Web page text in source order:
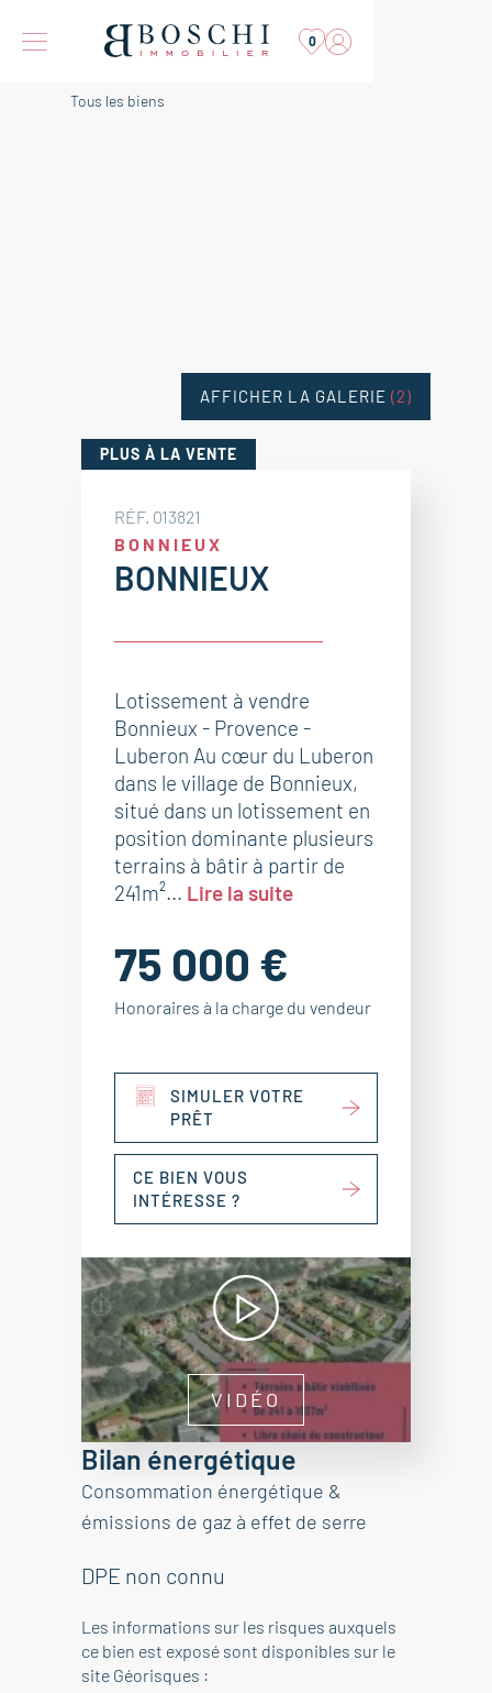
0
Tous les biens
PLUS À LA VENTE
RÉF. 013821
BONNIEUX
BONNIEUX
Lotissement à vendre
Bonnieux - Provence -
Luberon Au cœur du Luberon
dans le village de Bonnieux,
situé dans un lotissement en
position dominante plusieurs
terrains à bâtir à partir de
241m²... Lire la suite
75 000 €
Honoraires à la charge du vendeur
SIMULER VOTRE
PRÊT
CE BIEN VOUS
INTÉRESSE ?
VIDÉO
AFFICHER LA GALERIE (2)
Bilan énergétique
Consommation énergétique &
émissions de gaz à effet de serre
DPE non connu
Les informations sur les risques auxquels
ce bien est exposé sont disponibles sur le
site Géorisques :